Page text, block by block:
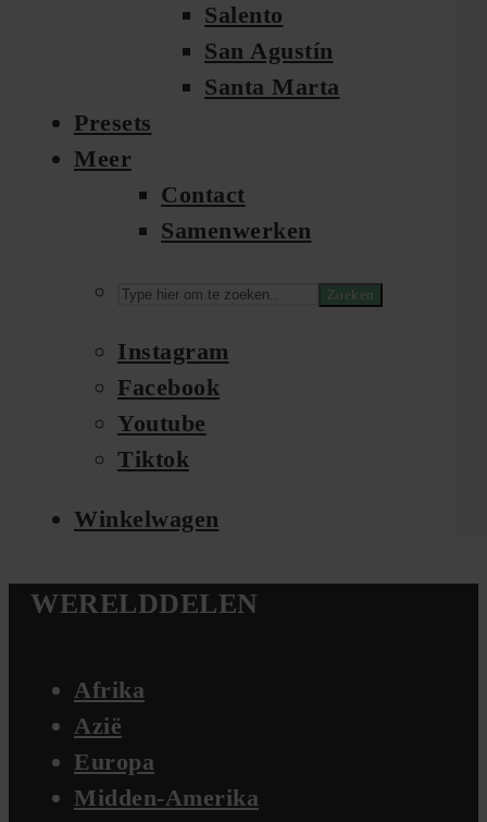
Salento
San Agustín
Santa Marta
Presets
Meer
Contact
Samenwerken
Zoeken
Instagram
Facebook
Youtube
Tiktok
Winkelwagen
WERELDDELEN
Afrika
Azië
Europa
Midden-Amerika